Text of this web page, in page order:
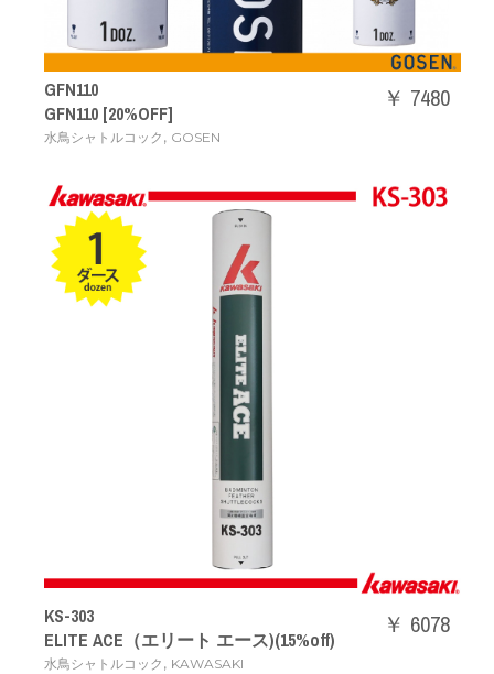
GFN110
GFN110 [20%OFF]
水鳥シャトルコック , GOSEN
￥ 7480
KS-303
ELITE ACE（エリート エース)(15%off)
水鳥シャトルコック , KAWASAKI
￥ 6078